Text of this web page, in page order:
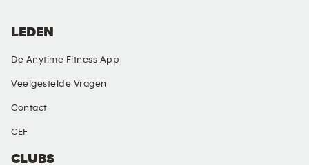
CLUBS
LEDEN
De Anytime Fitness App
Veelgestelde Vragen
Contact
CEF